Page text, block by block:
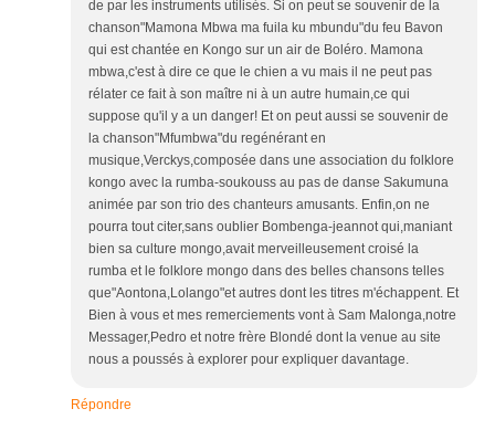
de par les instruments utilisés. Si on peut se souvenir de la
chanson"Mamona Mbwa ma fuila ku mbundu"du feu Bavon
qui est chantée en Kongo sur un air de Boléro. Mamona
mbwa,c'est à dire ce que le chien a vu mais il ne peut pas
rélater ce fait à son maître ni à un autre humain,ce qui
suppose qu'il y a un danger! Et on peut aussi se souvenir de
la chanson"Mfumbwa"du regénérant en
musique,Verckys,composée dans une association du folklore
kongo avec la rumba-soukouss au pas de danse Sakumuna
animée par son trio des chanteurs amusants. Enfin,on ne
pourra tout citer,sans oublier Bombenga-jeannot qui,maniant
bien sa culture mongo,avait merveilleusement croisé la
rumba et le folklore mongo dans des belles chansons telles
que"Aontona,Lolango"et autres dont les titres m'échappent. Et
Bien à vous et mes remerciements vont à Sam Malonga,notre
Messager,Pedro et notre frère Blondé dont la venue au site
nous a poussés à explorer pour expliquer davantage.
Répondre